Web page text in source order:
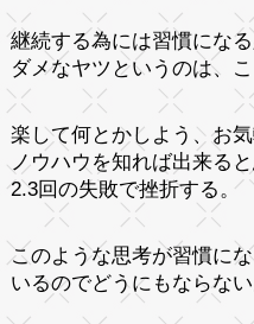
継続する為には習慣にな
ダメなヤツというのは、
楽して何とかしよう、お
ノウハウを知れば出来る
2.3回の失敗で挫折する。
このような思考が習慣に
いるのでどうにもならない